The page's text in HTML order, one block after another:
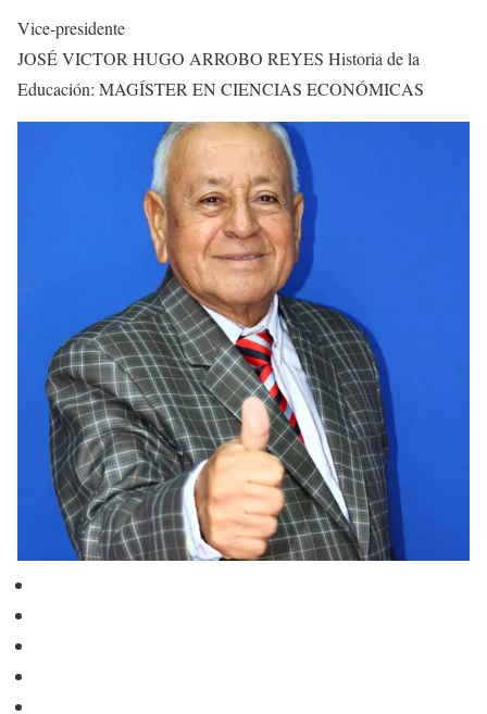
Vice-presidente
JOSÉ VICTOR HUGO ARROBO REYES Historia de la
Educación: MAGÍSTER EN CIENCIAS ECONÓMICAS